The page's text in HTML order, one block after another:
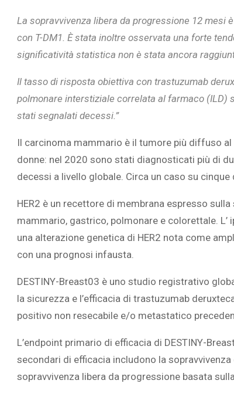
La sopravvivenza libera da progressione 12 mesi
con T-DM1. È stata inoltre osservata una forte
significatività statistica non è stata ancora
Il tasso di risposta obiettiva con trastuzumab
polmonare interstiziale correlata al farmaco (ILD)
stati segnalati decessi.”
Il carcinoma mammario è il tumore più diffuso
donne: nel 2020 sono stati diagnosticati più di
decessi a livello globale. Circa un caso su
HER2 è un recettore di membrana espresso
mammario, gastrico, polmonare e colorettale.
una alterazione genetica di HER2 nota come
con una prognosi infausta.
DESTINY-Breast03 è uno studio registrativo
la sicurezza e l’efficacia di trastuzumab
positivo non resecabile e/o metastatico
L’endpoint primario di efficacia di DESTINY-
secondari di efficacia includono la
sopravvivenza libera da progressione basata